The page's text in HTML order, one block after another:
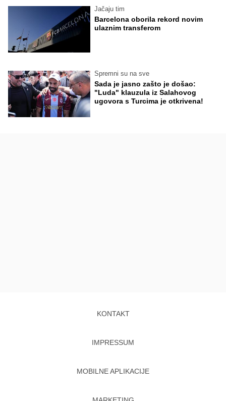
Jačaju tim
Barcelona oborila rekord novim
ulaznim transferom
Spremni su na sve
Sada je jasno zašto je došao:
"Luda" klauzula iz Salahovog
ugovora s Turcima je otkrivena!
KONTAKT
IMPRESSUM
MOBILNE APLIKACIJE